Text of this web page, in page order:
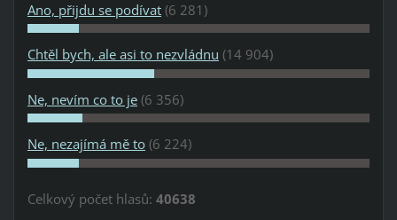
Ano, přijdu se podívat (6 281)
Chtěl bych, ale asi to nezvládnu (14 904)
Ne, nevím co to je (6 356)
Ne, nezajímá mě to (6 224)
Celkový počet hlasů: 40638